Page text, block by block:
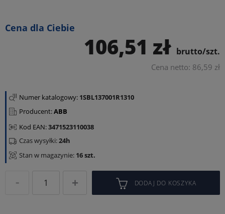
Cena dla Ciebie
106,51 zł brutto/szt.
Cena netto: 86,59 zł
Numer katalogowy: 1SBL137001R1310
Producent:ABB
Kod EAN:3471523110038
Stan w magazynie: 16 szt.
Czas wysyłki:24h
DODAJ DO KOSZYKA